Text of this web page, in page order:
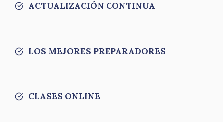
ACTUALIZACIÓN CONTINUA
LOS MEJORES PREPARADORES
CLASES ONLINE